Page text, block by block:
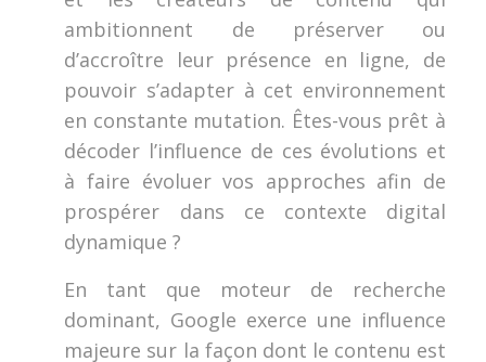
ambitionnent de préserver ou
d’accroître leur présence en ligne, de
pouvoir s’adapter à cet environnement
en constante mutation. Êtes-vous prêt à
décoder l’influence de ces évolutions et
à faire évoluer vos approches afin de
prospérer dans ce contexte digital
dynamique ?
En tant que moteur de recherche
dominant, Google exerce une influence
majeure sur la façon dont le contenu est